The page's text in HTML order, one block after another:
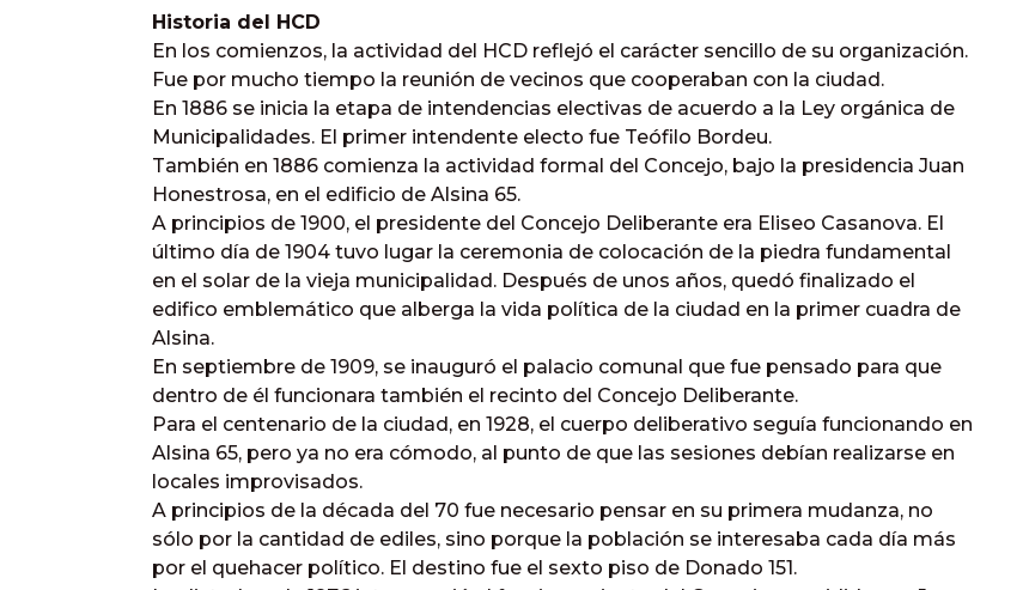
Historia del HCD
En los comienzos, la actividad del HCD reflejó el carácter sencillo de su organización.
Fue por mucho tiempo la reunión de vecinos que cooperaban con la ciudad.
En 1886 se inicia la etapa de intendencias electivas de acuerdo a la Ley orgánica de
Municipalidades. El primer intendente electo fue Teófilo Bordeu.
También en 1886 comienza la actividad formal del Concejo, bajo la presidencia Juan
Honestrosa, en el edificio de Alsina 65.
A principios de 1900, el presidente del Concejo Deliberante era Eliseo Casanova. El
último día de 1904 tuvo lugar la ceremonia de colocación de la piedra fundamental
en el solar de la vieja municipalidad. Después de unos años, quedó finalizado el
edifico emblemático que alberga la vida política de la ciudad en la primer cuadra de
Alsina.
En septiembre de 1909, se inauguró el palacio comunal que fue pensado para que
dentro de él funcionara también el recinto del Concejo Deliberante.
Para el centenario de la ciudad, en 1928, el cuerpo deliberativo seguía funcionando en
Alsina 65, pero ya no era cómodo, al punto de que las sesiones debían realizarse en
locales improvisados.
A principios de la década del 70 fue necesario pensar en su primera mudanza, no
sólo por la cantidad de ediles, sino porque la población se interesaba cada día más
por el quehacer político. El destino fue el sexto piso de Donado 151.